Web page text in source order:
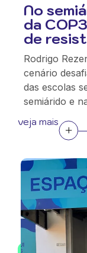
No
da
de
Rodrigo
cenário
das escolas
semiárido e
veja mais